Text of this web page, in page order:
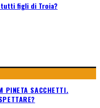
tutti figli di Troia?
PINETA SACCHETTI.